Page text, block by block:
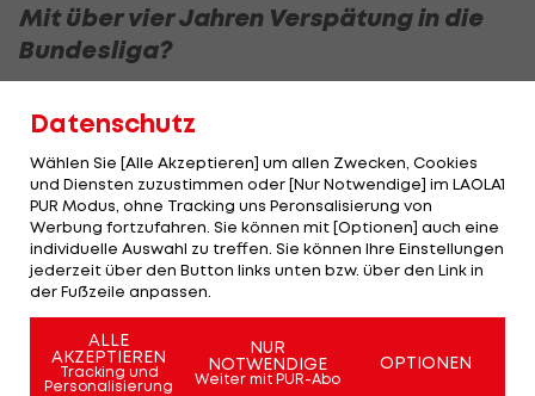
Mit über vier Jahren Verspätung in die
Bundesliga?
Wechsel von Köllner in die ADMIRAL Bundesliga.
Damals galt die Wiener Austria als Interessent des
Deutschen, zu diesem Zeitpunkt 1860-Trainer. Doch
nach wenigen Tagen erteilte Köllner den
"Veilchen" eine Absage.
Datenschutz
Wählen Sie [Alle Akzeptieren] um allen Zwecken, Cookies
und Diensten zuzustimmen oder [Nur Notwendige] im LAOLA1
PUR Modus, ohne Tracking uns Peronsalisierung von
Werbung fortzufahren. Sie können mit [Optionen] auch eine
individuelle Auswahl zu treffen. Sie können Ihre Einstellungen
jederzeit über den Button links unten bzw. über den Link in
der Fußzeile anpassen.
ALLE
AKZEPTIEREN
Tracking und
Personalisierung
NUR
NOTWENDIGE
Weiter mit PUR-Abo
OPTIONEN